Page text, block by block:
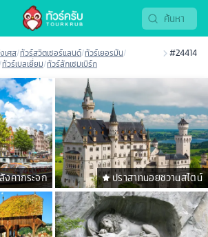
เศส/ทัวร์สวิตเซอร์แลนด์/ทัวร์เยอรมัน/
/ทัวร์เบลเยี่ยม/ทัวร์ลักเซมเบิร์ก
#24414
งคากระจก ปราสาทนอยชวานสไตน์